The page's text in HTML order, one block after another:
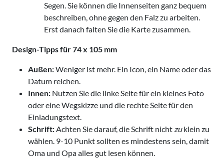
Segen. Sie können die Innenseiten ganz bequem
beschreiben, ohne gegen den Falz zu arbeiten.
Erst danach falten Sie die Karte zusammen.
Design-Tipps für 74 x 105 mm
Außen:Weniger ist mehr. Ein Icon, ein Name oder das
Datum reichen.
Innen: Nutzen Sie die linke Seite für ein kleines Foto
oder eine Wegskizze und die rechte Seite für den
Einladungstext.
Schrift:Achten Sie darauf, die Schrift nicht zuklein zu
wählen. 9-10 Punkt sollten es mindestens sein, damit
Oma und Opa alles gut lesen können.